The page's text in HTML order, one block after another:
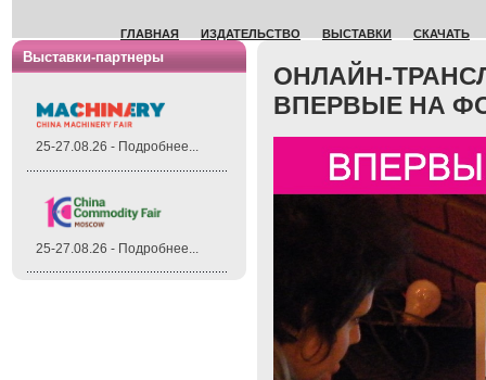
ГЛАВНАЯ ИЗДАТЕЛЬСТВО ВЫСТАВКИ СКАЧАТЬ
Выставки-партнеры
25-27.08.26 - Подробнее...
25-27.08.26 - Подробнее...
ОНЛАЙН-
ВПЕРВЫЕ НА